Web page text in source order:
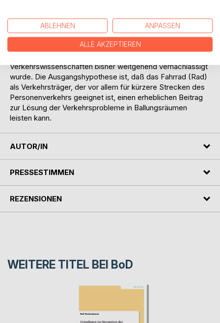
für eine weitergehende interdisziplinäre
Auseinandersetzung zu schaffen.
Besonders hervorgehoben wird die Analyse des
Verkehrswissenschaften bisher weitgehend vernachlässigt
wurde. Die Ausgangshypothese ist, daß das Fahrrad (Rad)
als Verkehrsträger, der vor allem für kürzere Strecken des
Personenverkehrs geeignet ist, einen erheblichen Beitrag
zur Lösung der Verkehrsprobleme in Ballungsräumen
leisten kann.
AUTOR/IN
PRESSESTIMMEN
REZENSIONEN
WEITERE TITEL BEI BoD
ABLEHNEN ANPASSEN
ALLE AKZEPTIEREN